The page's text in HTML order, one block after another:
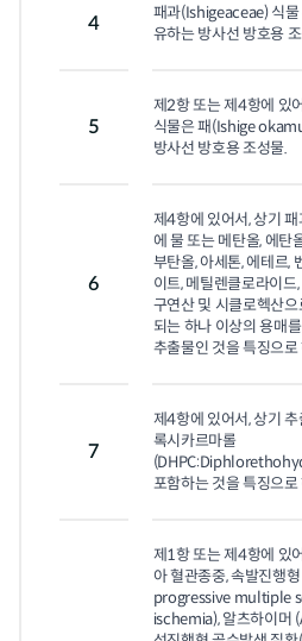
4
패과(Ishigeaceae) 식
유하는 방사선 방호용
5
제2항 또는 제4항에 있
식물은 패(Ishige
방사선 방호용 조성물.
6
제4항에 있어서, 상기
에 물 또는 메탄올, 에탄
부탄올, 아세톤, 에테르,
이트, 메틸렌클로라이드
구연산 및 시클로헥산
되는 하나 이상의 용매
추출물인 것을 특징으
7
제4항에 있어서, 상기
록시카르마롤
포함하는 것을 특징으
제1항 또는 제4항에 있
아 혈관종중, 속발진행
progressive multiple
ischemia), 알츠하이머